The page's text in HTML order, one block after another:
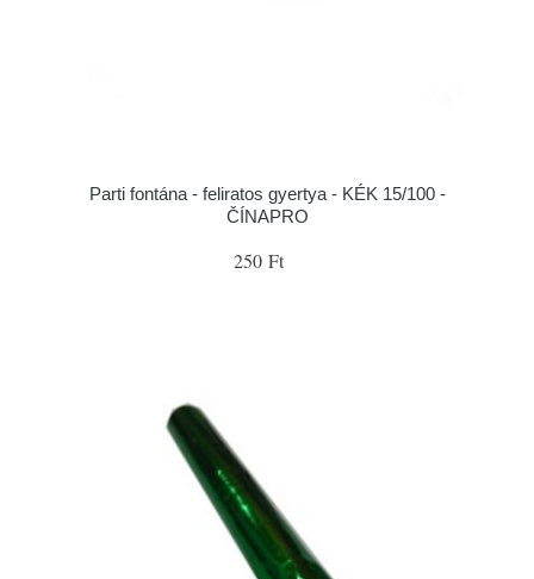
Parti fontána - feliratos gyertya - KÉK 15/100 -
ČÍNAPRO
250 Ft